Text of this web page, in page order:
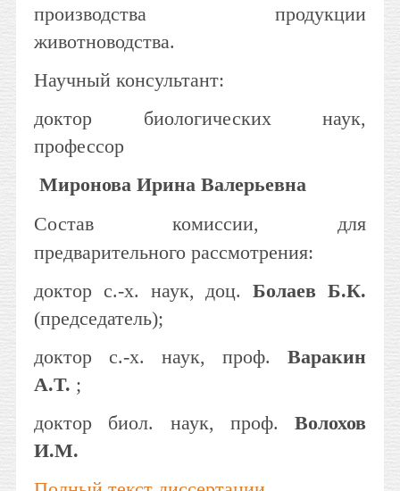
производства продукции
животноводства.
Научный консультант:
доктор биологических наук,
профессор
Миронова Ирина Валерьевна
Состав комиссии, для
предварительного рассмотрения:
доктор с.-х. наук, доц.Болаев Б.К.
(председатель);
доктор с.-х. наук, проф. Варакин
А.Т. ;
доктор биол. наук, проф. Волохов
И.М.